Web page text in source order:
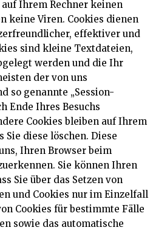
Ihrem Rechner keinen
keine Viren. Cookies dienen
effektiver und
sind kleine Textdateien,
werden und die Ihr
der von uns
so genannte „Session-
Ende Ihres Besuchs
Cookies bleiben auf Ihrem
Sie diese löschen. Diese
Ihren Browser beim
Sie können Ihren
Sie über das Setzen von
und Cookies nur im Einzelfall
Cookies für bestimmte Fälle
sowie das automatische